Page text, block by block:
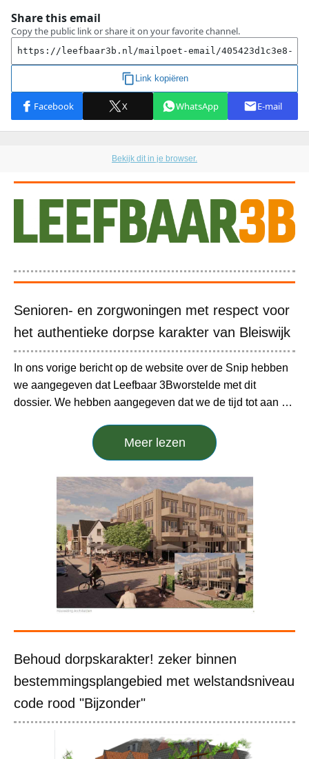
Bekijk dit in je browser.
Senioren- en zorgwoningen met respect voor
het authentieke dorpse karakter van Bleiswijk
In ons vorige bericht op de website over de Snip hebben
we aangegeven dat Leefbaar 3Bworstelde met dit
dossier. We hebben aangegeven dat we de tijd tot aan …
Meer lezen
Behoud dorpskarakter! zeker binnen
bestemmingsplangebied met welstandsniveau
code rood "Bijzonder"